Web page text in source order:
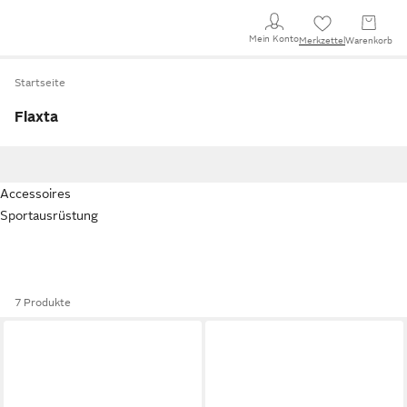
Mein KontoMerkzettel Warenkorb
Startseite
Flaxta
Accessoires
Sportausrüstung
7 Produkte